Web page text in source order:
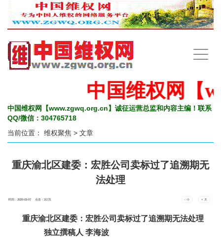
手
机
中国维权网【
中国维权网【www.zgwq.org.cn】诚征运营总监和内容主编！联系
QQ/微信：304765718
当前位置： 维权聚焦 > 文章
重庆渝北区建委：宏胜公司卖标过了追溯期无
法处理
时间：2020-03-07 点击：317次 - 小 + 大
重庆渝北区建委：宏胜公司卖标过了追溯期无法处理
独立撰稿人 李海波